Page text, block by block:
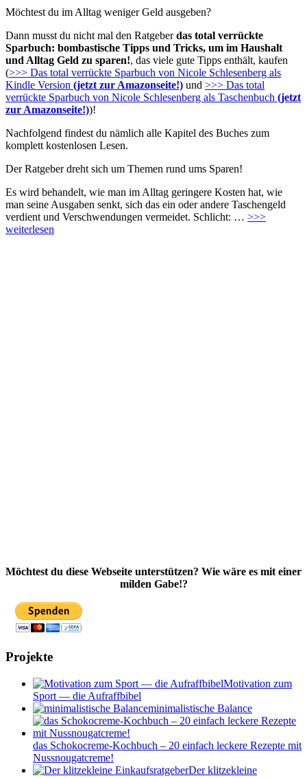
Möchtest du im Alltag weniger Geld ausgeben?
Dann musst du nicht mal den Ratgeberdas total verrückte
Sparbuch: bombastische Tipps und Tricks, um im Haushalt
und Alltag Geld zu sparen!, das viele gute Tipps enthält, kaufen
(>>> Das total verrückte Sparbuch von Nicole Schlesenberg als
Kindle Version (jetzt zur Amazonseite!) und >>> Das total
verrückte Sparbuch von Nicole Schlesenberg als Taschenbuch (jetzt
zur Amazonseite!))!
Nachfolgend findest du nämlich alle Kapitel des Buches zum
komplett kostenlosen Lesen.
Der Ratgeber dreht sich um Themen rund ums Sparen!
Es wird behandelt, wie man im Alltag geringere Kosten hat, wie
man seine Ausgaben senkt, sich das ein oder andere Taschengeld
verdient und Verschwendungen vermeidet. Schlicht: … >>>
weiterlesen
Möchtest du diese Webseite unterstützen? Wie wäre es mit einer
milden Gabe!?
Projekte
Motivation zum
Sport — die Aufraffbibel
minimalistische Balance
das Schokocreme-Kochbuch – 20 einfach leckere Rezepte mit
Nussnougatcreme!
Der klitzekleine